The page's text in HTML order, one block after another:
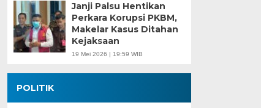
Janji Palsu Hentikan
Perkara Korupsi PKBM,
Makelar Kasus Ditahan
Kejaksaan
19 Mei 2026 | 19:59 WIB
POLITIK